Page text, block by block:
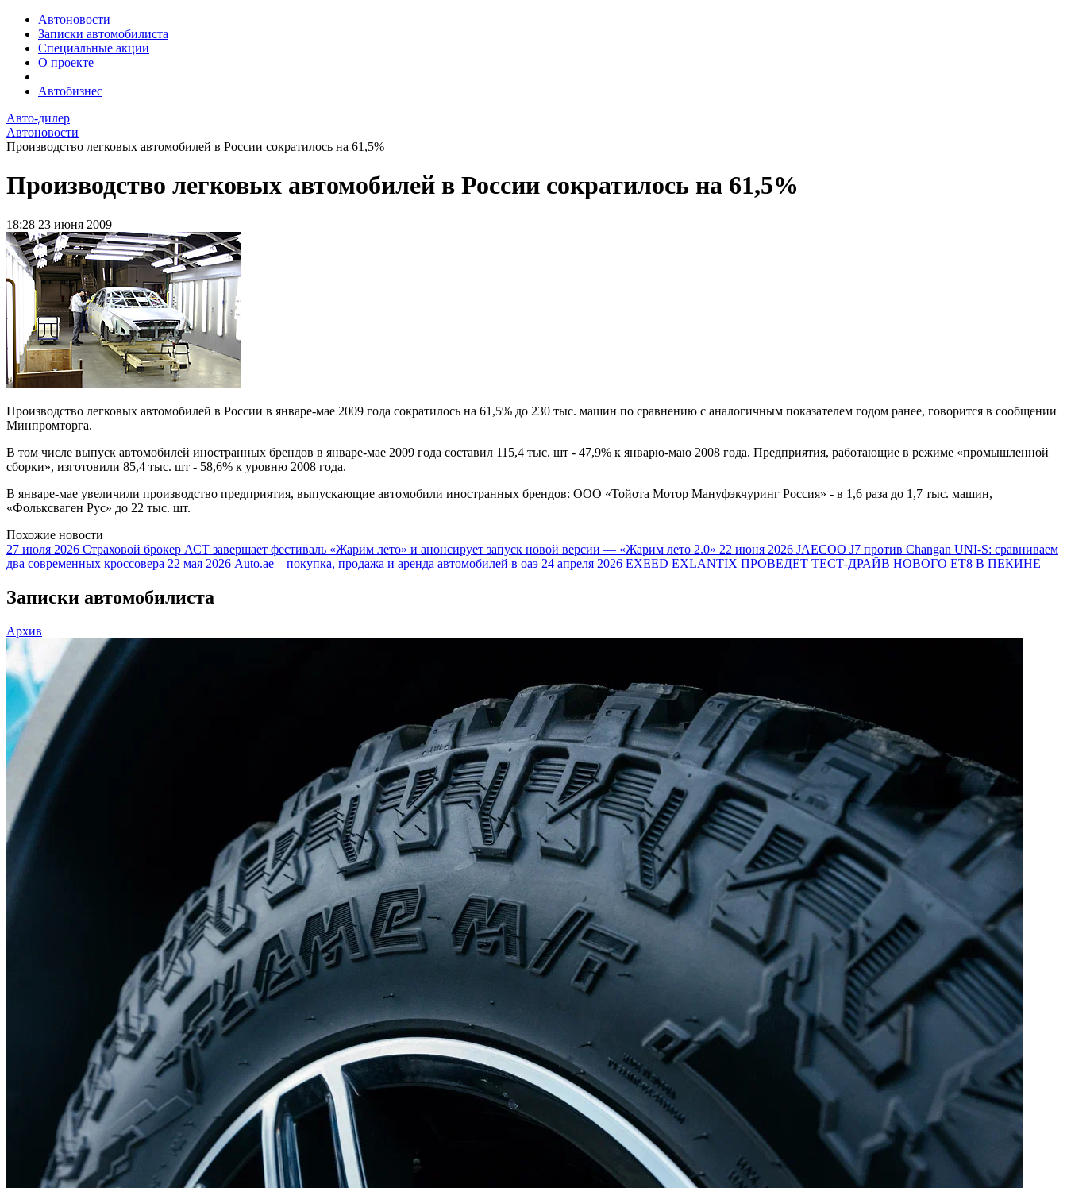
Автоновости
Записки автомобилиста
Специальные акции
О проекте
Автобизнес
Авто-дилер
Автоновости
Производство легковых автомобилей в России сократилось на 61,5%
Производство легковых автомобилей в России сократилось на 61,5%
18:28 23 июня 2009
Производство легковых автомобилей в России в январе-мае 2009 года сократилось на 61,5% до 230 тыс. машин по сравнению с аналогичным показателем годом ранее, говорится в сообщении
Минпромторга.
В том числе выпуск автомобилей иностранных брендов в январе-мае 2009 года составил 115,4 тыс. шт - 47,9% к январю-маю 2008 года. Предприятия, работающие в режиме «промышленной
сборки», изготовили 85,4 тыс. шт - 58,6% к уровню 2008 года.
В январе-мае увеличили производство предприятия, выпускающие автомобили иностранных брендов: ООО «Тойота Мотор Мануфэкчуринг Россия» - в 1,6 раза до 1,7 тыс. машин,
«Фольксваген Рус» до 22 тыс. шт.
Похожие новости
27 июля 2026 Страховой брокер АСТ завершает фестиваль «Жарим лето» и анонсирует запуск новой версии — «Жарим лето 2.0» 22 июня 2026 JAECOO J7 против Changan UNI-S: сравниваем
два современных кроссовера 22 мая 2026 Auto.ae – покупка, продажа и аренда автомобилей в оаэ 24 апреля 2026 EXEED EXLANTIX ПРОВЕДЕТ ТЕСТ-ДРАЙВ НОВОГО ET8 В ПЕКИНЕ
Записки автомобилиста
Архив